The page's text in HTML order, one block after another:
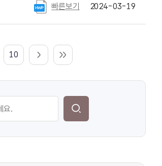
빠른보기 2024-03-19
10